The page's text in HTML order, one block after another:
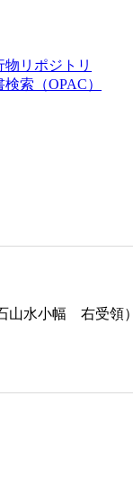
リポジトリ
索（OPAC）
水小幅 右受領）